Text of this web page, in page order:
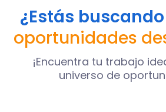
¿Estás
oportunidades
¡Encuentra tu trabajo
universo de